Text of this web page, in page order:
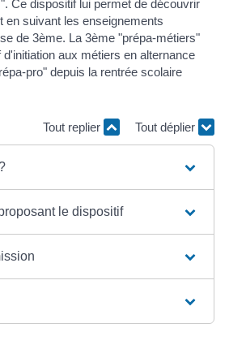
Ce dispositif lui permet de découvrir
en suivant les enseignements
de 3ème. La 3ème "prépa-métiers"
aux métiers en alternance
pro" depuis la rentrée scolaire
Tout replier Tout déplier
le dispositif